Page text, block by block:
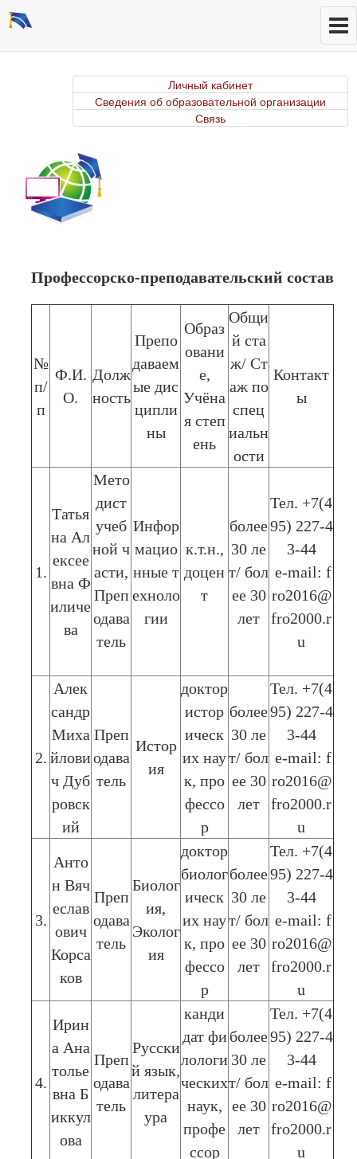
Личный кабинет
Сведения об образовательной организации
Связь
Профессорско-преподавательский состав
№
п/
п
Ф.И.
О.
Долж
ность
Препо
даваем
ые дис
ципли
ны
Образ
овани
е,
Учёна
я степ
ень
Общи
й ста
ж/ Ст
аж по
спец
иальн
ости
Контакт
ы
1.
Татья
на Ал
ексее
вна Ф
иличе
ва
Мето
дист
учеб
ной ч
асти,
Преп
одава
тель
Инфор
мацио
нные т
ехноло
гии
к.т.н.,
доцен
т
более
30 ле
т/ бол
ее 30
лет
Тел. +7(4
95) 227-4
3-44
e-mail: f
ro2016@
fro2000.r
u
2.
Алек
сандр
Миха
йлови
ч Дуб
ровск
ий
Преп
одава
тель
Истор
ия
доктор
истор
ическ
их нау
к, про
фессо
р
более
30 ле
т/ бол
ее 30
лет
Тел. +7(4
95) 227-4
3-44
e-mail: f
ro2016@
fro2000.r
u
3.
Анто
н Вяч
еслав
ович
Корса
ков
Преп
одава
тель
Биолог
ия,
Эколог
ия
доктор
биолог
ическ
их нау
к, про
фессо
р
более
30 ле
т/ бол
ее 30
лет
Тел. +7(4
95) 227-4
3-44
e-mail: f
ro2016@
fro2000.r
u
4.
Ирин
а Ана
толье
вна Б
иккул
ова
Преп
одава
тель
Русски
й язык,
литера
ура
канди
дат фи
лологи
ческих
наук,
профе
ссор
более
30 ле
т/ бол
ее 30
лет
Тел. +7(4
95) 227-4
3-44
e-mail: f
ro2016@
fro2000.r
u